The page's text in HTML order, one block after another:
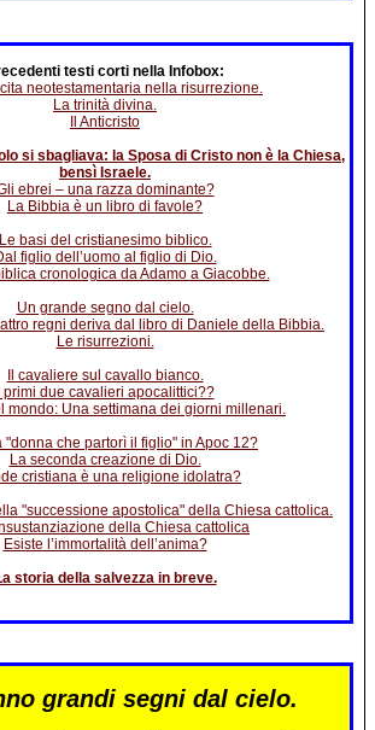
testi corti nella Infobox:
neotestamentaria nella risurrezione.
La trinità divina.
Il Anticristo
si sbagliava: la Sposa di Cristo non è la Chiesa,
bensì Israele.
ebrei – una razza dominante?
La Bibbia è un libro di favole?
Le basi del cristianesimo biblico.
figlio dell’uomo al figlio di Dio.
cronologica da Adamo a Giacobbe.
Un grande segno dal cielo.
regni deriva dal libro di Daniele della Bibbia.
Le risurrezioni.
Il cavaliere sul cavallo bianco.
I primi due cavalieri apocalittici??
mondo: Una settimana dei giorni millenari.
"donna che partorì il figlio" in Apoc 12?
La seconda creazione di Dio.
cristiana è una religione idolatra?
"successione apostolica" della Chiesa cattolica.
della Chiesa cattolica
Esiste l’immortalità dell’anima?
storia della salvezza in breve.
grandi segni dal cielo.